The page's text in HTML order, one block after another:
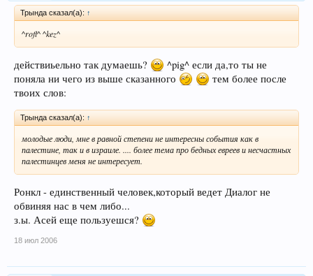
Трында сказал(а): ↑
^rofl^ ^kez^
действиьельно так думаешь?
^pig^ если да,то ты не
поняла ни чего из выше сказанного
тем более после
твоих слов:
Трында сказал(а): ↑
молодые люди, мне в равной степени не интересны события как в
палестине, так и в израиле. .... более тема про бедных евреев и несчастных
палестинцев меня не интересует.
Ронкл - единственный человек,который ведет Диалог не
обвиняя нас в чем либо...​
з.ы. Асей еще пользуешся?
18 июл 2006